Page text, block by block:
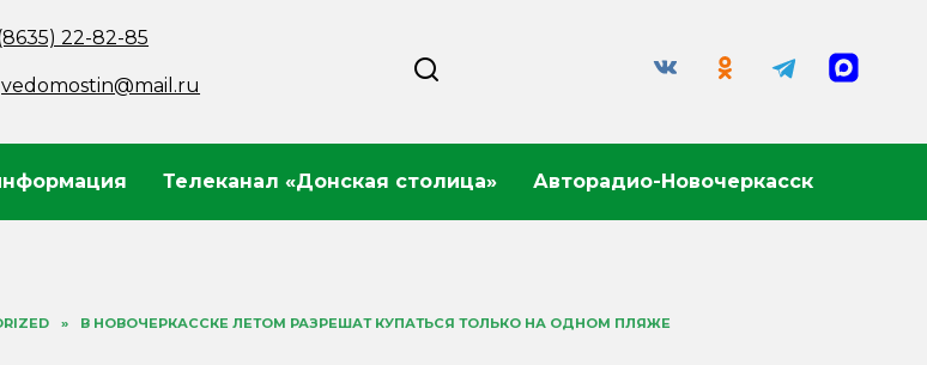
22-82-85
vedomostin@mail.ru
Телеканал «Донская столица» Авторадио-Новочеркасск
» В НОВОЧЕРКАССКЕ ЛЕТОМ РАЗРЕШАТ КУПАТЬСЯ ТОЛЬКО НА ОДНОМ ПЛЯЖЕ